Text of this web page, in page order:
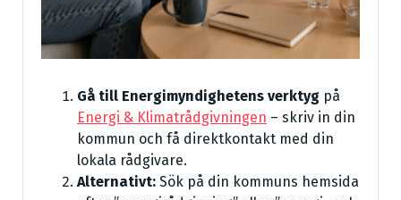
Gå till Energimyndighetens verktyg på
Energi & Klimatrådgivningen – skriv in din
kommun och få direktkontakt med din
lokala rådgivare.
Alternativt: Sök på din kommuns hemsida